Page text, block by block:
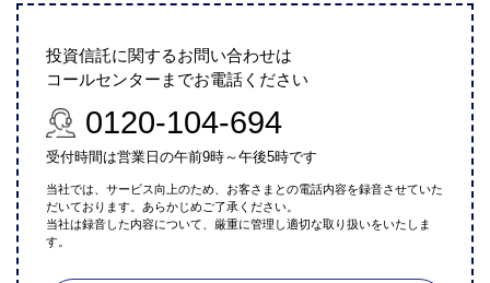
投資信託に関するお問い合わせは
コールセンターまでお電話ください
0120-104-694
受付時間は営業日の午前9時～午後5時です
当社では、サービス向上のため、お客さまとの電話内容を録音させていた
だいております。あらかじめご了承ください。
当社は録音した内容について、厳重に管理し適切な取り扱いをいたしま
す。